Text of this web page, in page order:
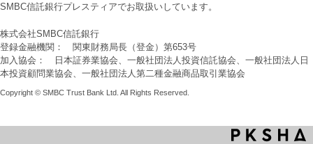
SMBC信託銀行プレスティアでお取扱いしています。
株式会社SMBC信託銀行
登録金融機関： 関東財務局長（登金）第653号
加入協会： 日本証券業協会、一般社団法人投資信託協会、一般社団法人日
本投資顧問業協会、一般社団法人第二種金融商品取引業協会
Copyright © SMBC Trust Bank Ltd. All Rights Reserved.